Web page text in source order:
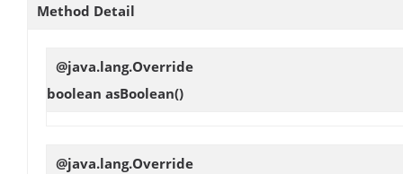
Method Detail
@java.lang.Override
boolean asBoolean()
@java.lang.Override